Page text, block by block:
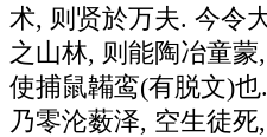
术, 则贤於万夫. 今令
之山林, 则能陶冶童
使捕鼠韛鸾(有脱文)也
乃零沦薮泽, 空生徒死